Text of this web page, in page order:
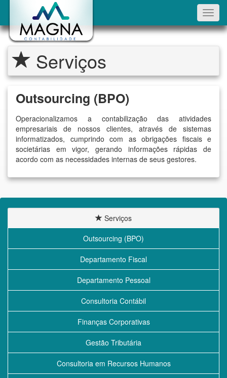
Serviços
Outsourcing (BPO)
Operacionalizamos a contabilização das atividades
empresariais de nossos clientes, através de sistemas
informatizados, cumprindo com as obrigações fiscais e
societárias em vigor, gerando informações rápidas de
acordo com as necessidades internas de seus gestores.
Serviços
Outsourcing (BPO)
Departamento Fiscal
Departamento Pessoal
Consultoria Contábil
Finanças Corporativas
Gestão Tributária
Consultoria em Recursos Humanos